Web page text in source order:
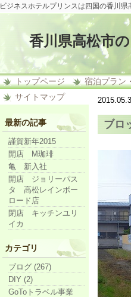
ビジネスホテルプリンスは四国の香川
香川県高松市
トップページ 宿泊プラン
サイトマップ
ブロ
最新の記事
謹賀新年2015
開店 M珈琲
亀 新入社
開店 ジョリーパス
タ 高松レインボー
ロード店
閉店 キッチンユリ
イカ
カテゴリ
ブログ (267)
DIY (2)
GoToトラベル事業